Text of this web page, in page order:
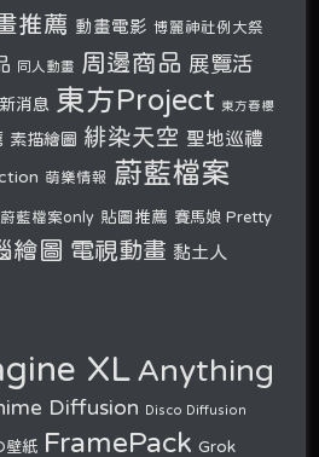
推薦 動畫電影 博麗神社例大祭
同人動畫 周邊商品 展覽活
消息 東方Project 東方春櫻
素描繪圖 緋染天空 聖地巡禮
萌樂情報 蔚藍檔案
蔚藍檔案only 貼圖推薦 賽馬娘 Pretty
繪圖 電視動畫 黏土人
XL Anything
Diffusion Disco Diffusion
壁紙 FramePack Grok